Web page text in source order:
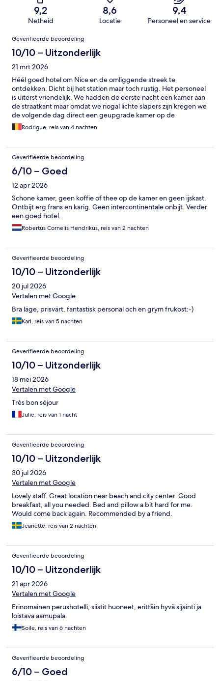
9,2
Netheid
8,6
Locatie
9,4
Personeel en service
Beoordelingen
Geverifieerde beoordeling
10/10 – Uitzonderlijk
21 mrt 2026
Héél goed hotel om Nice en de omliggende streek te
ontdekken. Dicht bij het station maar toch rustig. Het personeel
is uiterst vriendelijk. We hadden de eerste nacht een kamer aan
de straatkant maar omdat we nogal lichte slapers zijn kregen we
de volgende dag direct een geupgrade kamer op de
binnenkoer toegewezen. Ook enkele lekkere
eetgelegenhedenvlak in de buurt waaronder de absolute
Rodrigue, reis van 4 nachten
Geverifieerde beoordeling
6/10 – Goed
12 apr 2026
Schone kamer, geen koffie of thee op de kamer en geen ijskast.
Ontbijt erg frans en karig. Geen intercontinentale onbijt. Verder
een goed hotel.
Robertus Cornelis Hendrikus, reis van 2 nachten
Geverifieerde beoordeling
10/10 – Uitzonderlijk
20 jul 2026
Vertalen met Google
Bra läge, prisvärt, fantastisk personal och en grym frukost:-)
Karl, reis van 5 nachten
Geverifieerde beoordeling
10/10 – Uitzonderlijk
18 mei 2026
Vertalen met Google
Très bon séjour
Julie, reis van 1 nacht
Geverifieerde beoordeling
10/10 – Uitzonderlijk
30 jul 2026
Vertalen met Google
Lovely staff. Great location near beach and city center. Good
breakfast, all you needed. Bed and pillow a bit hard for me.
Would come back again. Recommended by a friend.
Jeanette, reis van 2 nachten
Geverifieerde beoordeling
10/10 – Uitzonderlijk
21 apr 2026
Vertalen met Google
Erinomainen perushotelli, siistit huoneet, erittäin hyvä sijainti ja
loistava aamupala.
Soile, reis van 6 nachten
Geverifieerde beoordeling
6/10 – Goed